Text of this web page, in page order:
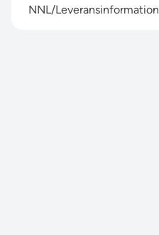
NNL/Leveransinformation